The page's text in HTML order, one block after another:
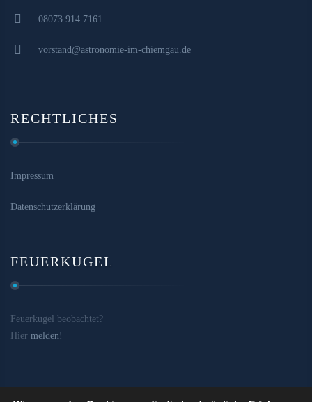
08073 914 7161
vorstand@astronomie-im-chiemgau.de
RECHTLICHES
Impressum
Datenschutzerklärung
FEUERKUGEL
Feuerkugel beobachtet?
Hier melden!